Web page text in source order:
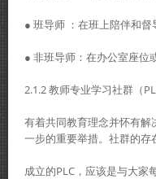
● 班导师 ：在班上陪伴和督
● 非班导师：在办公室座位
2.1.2 教师专业学习社群（
有着共同教育理念并怀有解
一步的重要举措。社群的存
成立的PLC，应该是与大家